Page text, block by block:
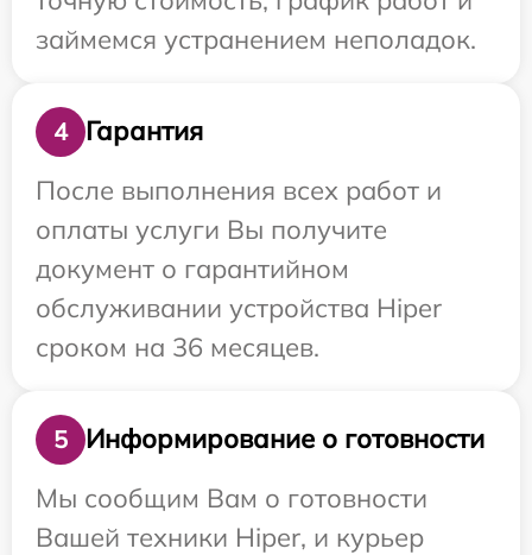
займемся устранением неполадок.
4
Гарантия
После выполнения всех работ и
оплаты услуги Вы получите
документ о гарантийном
обслуживании устройства Hiper
сроком на 36 месяцев.
5
Информирование о готовности
Мы сообщим Вам о готовности
Вашей техники Hiper, и курьер